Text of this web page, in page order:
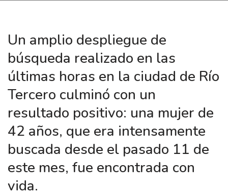
Un amplio despliegue de
búsqueda realizado en las
últimas horas en la ciudad de Río
Tercero culminó con un
resultado positivo: una mujer de
42 años, que era intensamente
buscada desde el pasado 11 de
este mes, fue encontrada con
vida.